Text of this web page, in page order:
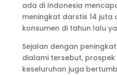
ada di Indonesia
meningkat darstis 14 juta
konsumen di tahun lalu
Sejalan dengan
dialami tersebut,
keseluruhan juga